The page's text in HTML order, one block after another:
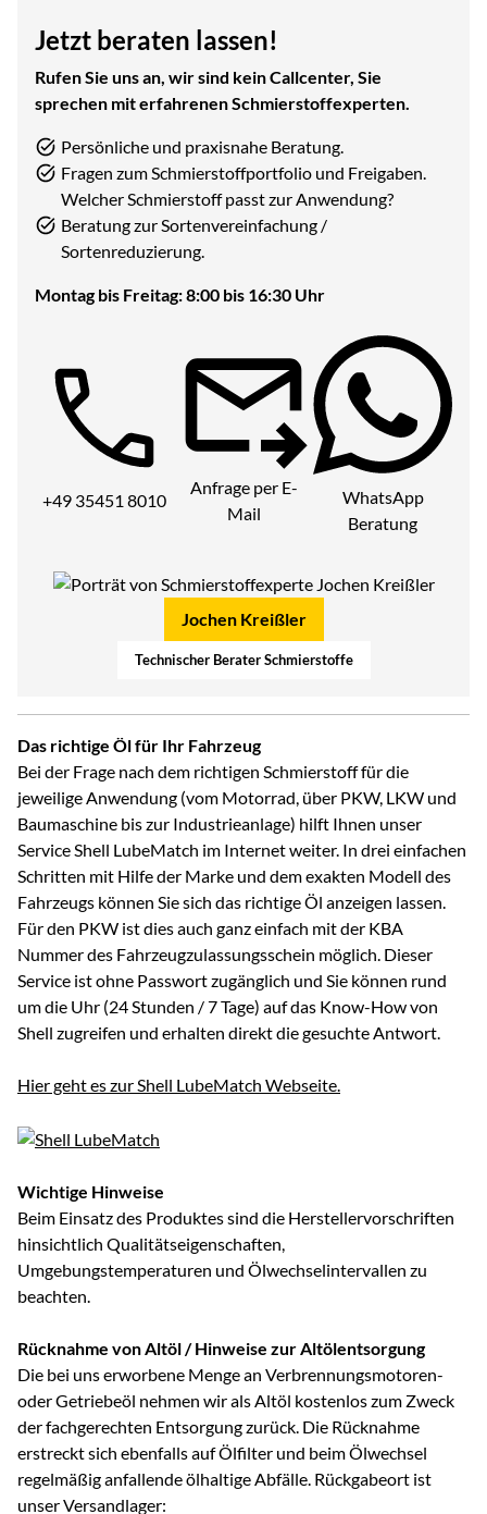
Jetzt beraten lassen!
Rufen Sie uns an, wir sind kein Callcenter, Sie
sprechen mit erfahrenen Schmierstoffexperten.
Persönliche und praxisnahe Beratung.
Fragen zum Schmierstoffportfolio und Freigaben.
Welcher Schmierstoff passt zur Anwendung?
Beratung zur Sortenvereinfachung /
Sortenreduzierung.
Montag bis Freitag: 8:00 bis 16:30 Uhr
Telefon:
+49 35451 8010
Anfrage per E-
Mail
WhatsApp
Beratung
Jochen Kreißler
Technischer Berater Schmierstoffe
Das richtige Öl für Ihr Fahrzeug
Bei der Frage nach dem richtigen Schmierstoff für die
jeweilige Anwendung (vom Motorrad, über PKW, LKW und
Baumaschine bis zur Industrieanlage) hilft Ihnen unser
Service Shell LubeMatch im Internet weiter. In drei einfachen
Schritten mit Hilfe der Marke und dem exakten Modell des
Fahrzeugs können Sie sich das richtige Öl anzeigen lassen.
Für den PKW ist dies auch ganz einfach mit der KBA
Nummer des Fahrzeugzulassungsschein möglich. Dieser
Service ist ohne Passwort zugänglich und Sie können rund
um die Uhr (24 Stunden / 7 Tage) auf das Know-How von
Shell zugreifen und erhalten direkt die gesuchte Antwort.
Hier geht es zur Shell LubeMatch Webseite.
Wichtige Hinweise
Beim Einsatz des Produktes sind die Herstellervorschriften
hinsichtlich Qualitätseigenschaften,
Umgebungstemperaturen und Ölwechselintervallen zu
beachten.
Rücknahme von Altöl / Hinweise zur Altölentsorgung
Die bei uns erworbene Menge an Verbrennungsmotoren-
oder Getriebeöl nehmen wir als Altöl kostenlos zum Zweck
der fachgerechten Entsorgung zurück. Die Rücknahme
erstreckt sich ebenfalls auf Ölfilter und beim Ölwechsel
regelmäßig anfallende ölhaltige Abfälle. Rückgabeort ist
unser Versandlager: